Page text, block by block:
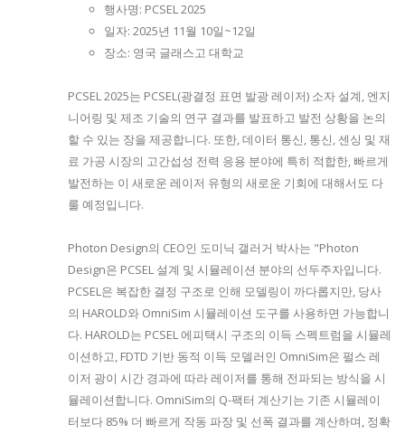
행사명: PCSEL 2025
일자: 2025년 11월 10일~12일
장소: 영국 글래스고 대학교
PCSEL 2025는 PCSEL(광결정 표면 발광 레이저) 소자 설계, 엔지
니어링 및 제조 기술의 연구 결과를 발표하고 발전 상황을 논의
할 수 있는 장을 제공합니다. 또한, 데이터 통신, 통신, 센싱 및 재
료 가공 시장의 고간섭성 전력 응용 분야에 특히 적합한, 빠르게
발전하는 이 새로운 레이저 유형의 새로운 기회에 대해서도 다
룰 예정입니다.
Photon Design의 CEO인 도미닉 갤러거 박사는 "Photon
Design은 PCSEL 설계 및 시뮬레이션 분야의 선두주자입니다.
PCSEL은 복잡한 결정 구조로 인해 모델링이 까다롭지만, 당사
의 HAROLD와 OmniSim 시뮬레이션 도구를 사용하면 가능합니
다. HAROLD는 PCSEL 에피택시 구조의 이득 스펙트럼을 시뮬레
이션하고, FDTD 기반 동적 이득 모델러인 OmniSim은 펄스 레
이저 광이 시간 경과에 따라 레이저를 통해 전파되는 방식을 시
뮬레이션합니다. OmniSim의 Q-팩터 계산기는 기존 시뮬레이
터보다 85% 더 빠르게 작동 파장 및 선폭 결과를 계산하며, 정확